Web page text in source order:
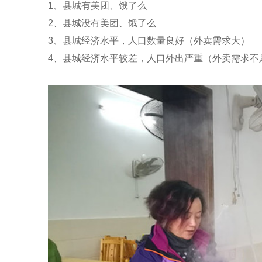
1、县城有美团、饿了么
2、县城没有美团、饿了么
3、县城经济水平，人口数量良好（外卖需求大）
4、县城经济水平较差，人口外出严重（外卖需求不